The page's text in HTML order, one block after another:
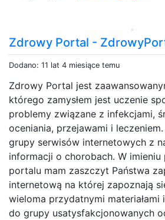
Zdrowy Portal -
Dodano: 11 lat 4 miesiące temu
Zdrowy Portal jest
którego zamysłem jest uczenie
problemy związane z infekcjami,
oceniania, przejawami i
grupy serwisów internetowych z
informacji o chorobach. W
portalu mam zaszczyt Państwa
internetową na której zapoznają
wieloma przydatnymi materiałami
do grupy usatysfakcjonowanych